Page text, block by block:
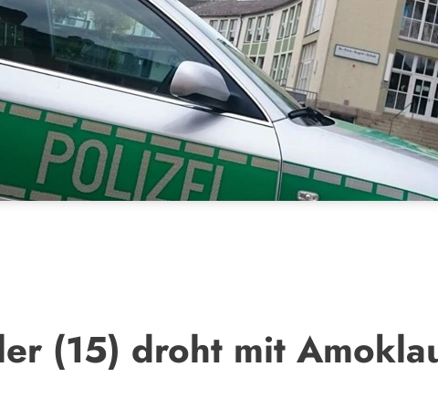
(15) droht mit